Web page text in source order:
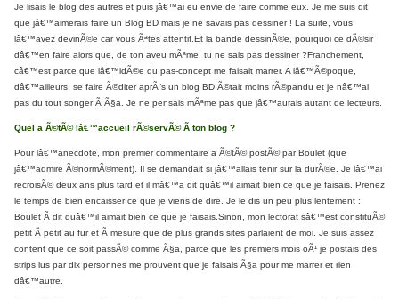
Je lisais le blog des autres et puis jâ€™ai eu envie de faire comme eux. Je me suis dit
que jâ€™aimerais faire un Blog BD mais je ne savais pas dessiner ! La suite, vous
lâ€™avez devinÃ©e car vous Ãªtes attentif.Et la bande dessinÃ©e, pourquoi ce dÃ©sir
dâ€™en faire alors que, de ton aveu mÃªme, tu ne sais pas dessiner ?Franchement,
câ€™est parce que lâ€™idÃ©e du pas-concept me faisait marrer. A lâ€™Ã©poque,
dâ€™ailleurs, se faire Ã©diter aprÃ¨s un blog BD Ã©tait moins rÃ©pandu et je nâ€™ai
pas du tout songer Ã Ã§a. Je ne pensais mÃªme pas que jâ€™aurais autant de lecteurs.
Quel a Ã©tÃ© lâ€™accueil rÃ©servÃ© Ã ton blog ?
Pour lâ€™anecdote, mon premier commentaire a Ã©tÃ© postÃ© par Boulet (que
jâ€™admire Ã©normÃ©ment). Il se demandait si jâ€™allais tenir sur la durÃ©e. Je lâ€™ai
recroisÃ© deux ans plus tard et il mâ€™a dit quâ€™il aimait bien ce que je faisais. Prenez
le temps de bien encaisser ce que je viens de dire. Je le dis un peu plus lentement :
Boulet Ã dit quâ€™il aimait bien ce que je faisais.Sinon, mon lectorat sâ€™est constituÃ©
petit Ã petit au fur et Ã mesure que de plus grands sites parlaient de moi. Je suis assez
content que ce soit passÃ© comme Ã§a, parce que les premiers mois oÃ¹ je postais des
strips lus par dix personnes me prouvent que je faisais Ã§a pour me marrer et rien
dâ€™autre.